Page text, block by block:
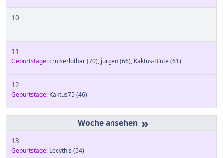
10
11
Geburtstage:cruiserlothar(70), jürgen(66), Kaktus-Blüte(61)
12
Geburtstage: Kaktus75 (46)
»
13
Geburtstage: Lecythis (54)